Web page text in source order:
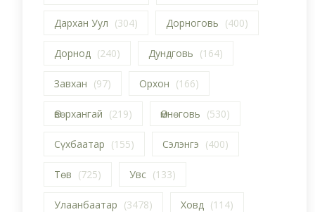
Дархан Уул (304) Дорноговь (400)
Дорнод (240) Дундговь (164)
Завхан (97) Орхон (166)
Өвөрхангай (219) Өмнөговь (530)
Сүхбаатар (155) Сэлэнгэ (400)
Төв (725) Увс (133)
Улаанбаатар (3478) Ховд (114)